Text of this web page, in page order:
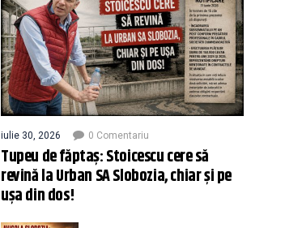
iulie 30, 2026 0 Comentariu
Tupeu de făptaș: Stoicescu cere să
revină la Urban SA Slobozia, chiar și pe
ușa din dos!